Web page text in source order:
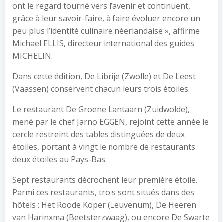
ont le regard tourné vers l’avenir et continuent,
grâce à leur savoir-faire, à faire évoluer encore un
peu plus l’identité culinaire néerlandaise », affirme
Michael ELLIS, directeur international des guides
MICHELIN.
Dans cette édition, De Librije (Zwolle) et De Leest
(Vaassen) conservent chacun leurs trois étoiles.
Le restaurant De Groene Lantaarn (Zuidwolde),
mené par le chef Jarno EGGEN, rejoint cette année le
cercle restreint des tables distinguées de deux
étoiles, portant à vingt le nombre de restaurants
deux étoiles au Pays-Bas.
Sept restaurants décrochent leur première étoile.
Parmi ces restaurants, trois sont situés dans des
hôtels : Het Roode Koper (Leuvenum), De Heeren
van Harinxma (Beetsterzwaag), ou encore De Swarte